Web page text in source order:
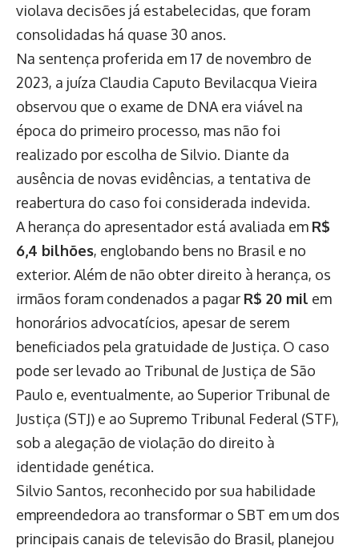
violava decisões já estabelecidas, que foram
consolidadas há quase 30 anos.
Na sentença proferida em 17 de novembro de
2023, a juíza Claudia Caputo Bevilacqua Vieira
observou que o exame de DNA era viável na
época do primeiro processo, mas não foi
realizado por escolha de Silvio. Diante da
ausência de novas evidências, a tentativa de
reabertura do caso foi considerada indevida.
A herança do apresentador está avaliada em R$
6,4 bilhões, englobando bens no Brasil e no
exterior. Além de não obter direito à herança, os
irmãos foram condenados a pagar R$ 20 mil em
honorários advocatícios, apesar de serem
beneficiados pela gratuidade de Justiça. O caso
pode ser levado ao Tribunal de Justiça de São
Paulo e, eventualmente, ao Superior Tribunal de
Justiça (STJ) e ao Supremo Tribunal Federal (STF),
sob a alegação de violação do direito à
identidade genética.
Silvio Santos, reconhecido por sua habilidade
empreendedora ao transformar o SBT em um dos
principais canais de televisão do Brasil, planejou